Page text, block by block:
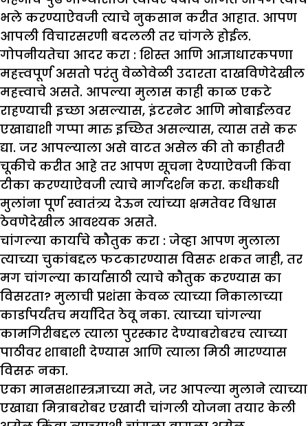
भले करण्याऐवजी त्याचे नुकसान करीत आहात. आपण
आपली विचारसरणी बदलली तर चांगले होईल.
गोपनीयतेचा आदर करा : शिस्त आणि आज्ञाधारकपणा
महत्त्वपूर्ण असतो परंतु वेळोवेळी उदारता दाखविणेदेखील
महत्त्वाचे असते. आपल्या मुलास काही काळ एकटे
राहण्याची इच्छा असल्यास, इंटरनेट आणि मोबाईलवर
एखाद्याशी गप्पा मारु इच्छित असल्यास, त्यास तसे करू
द्या. जर आपल्याला असे वाटत असेल की तो काहीतरी
चूकीचे करीत आहे तर आपण सूचना देण्याऐवजी किंवा
टीका करण्याऐवजी त्याचे मार्गदर्शन करा. कधीकधी
मुलांना पूर्ण स्वातंत्र्य देऊन त्यांच्या क्षमतेवर विश्वास
ठेवणेदेखील आवश्यक असते.
चांगल्या कार्याचे कौतुक करा : जेव्हा आपण मुलाला
त्याच्या चुकांबद्दल फटकारण्यास विसरू शकत नाही, तर
मग चांगल्या कार्यासाठी त्याचे कौतुक करण्यास का
विसरता? मुलाची प्रशंसा केवळ त्याच्या निकालाच्या
कार्डापर्यंतच मर्यादित ठेवू नका. त्याच्या चांगल्या
कामगिरीबद्दल त्याला पुरस्कार देण्याबरोबरच त्याच्या
पाठीवर शाबाशी देण्यास आणि त्याला मिठी मारण्यास
विसरू नका.
एका मानसशास्त्रज्ञाच्या मते, जर आपल्या मुलाने त्याच्या
एखाद्या मित्राबरोबर एखादी चांगली योजना तयार केली